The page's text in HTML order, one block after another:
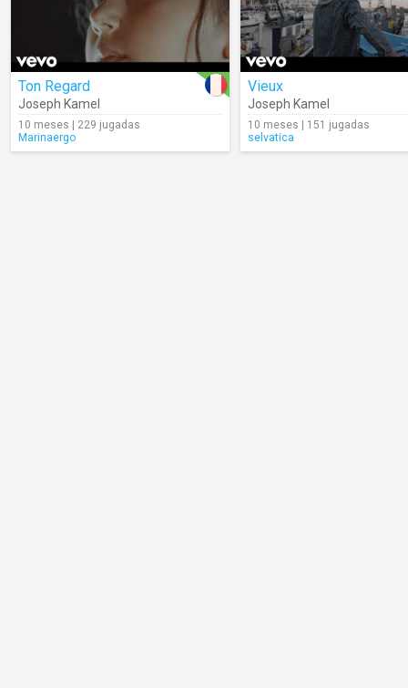
Ton Regard
Joseph Kamel
10 meses | 229 jugadas
Marinaergo
Vieux
Joseph Kamel
10 meses | 151 jugadas
selvatica